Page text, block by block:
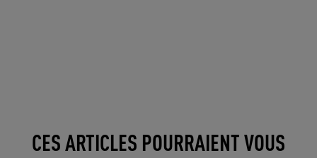
CES ARTICLES POURRAIENT VOUS